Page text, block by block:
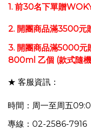
1. 前30名下單贈
2. 開團商品滿3500元
3. 開團商品滿5000
800ml 乙個 (款式隨
★ 客服資訊：
時間：周一至周五
專線：02-2586-7916